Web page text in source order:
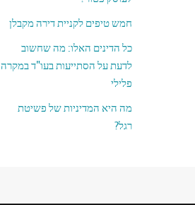
חמש טיפים לקניית דירה מקבלן
כל הדינים האלו: מה שחשוב
לדעת על הסתייעות בעו"ד במקרה
פלילי
מה היא המדיניות של פשיטת
רגל?